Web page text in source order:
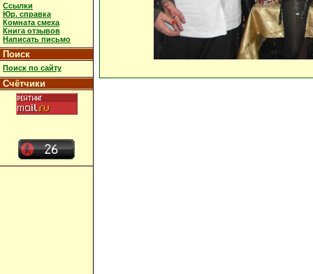
Ссылки
Юр. справка
Комната смеха
Книга отзывов
Написать письмо
Поиск
Поиск по сайту
Счётчики